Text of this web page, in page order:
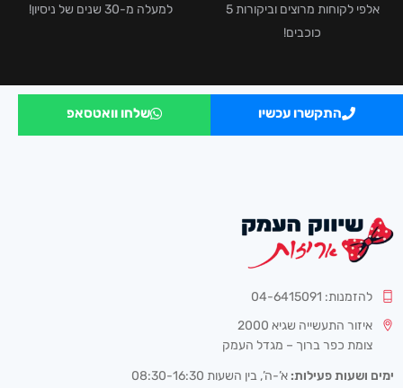
אלפי לקוחות מרוצים וביקורות 5
כוכבים!
למעלה מ-30 שנים של ניסיון!
התקשרו עכשיו שלחו וואטסאפ
להזמנות: 04-6415091
איזור התעשייה שגיא 2000
צומת כפר ברוך – מגדל העמק
ימים ושעות פעילות: א’-ה’, בין השעות 08:30-16:30